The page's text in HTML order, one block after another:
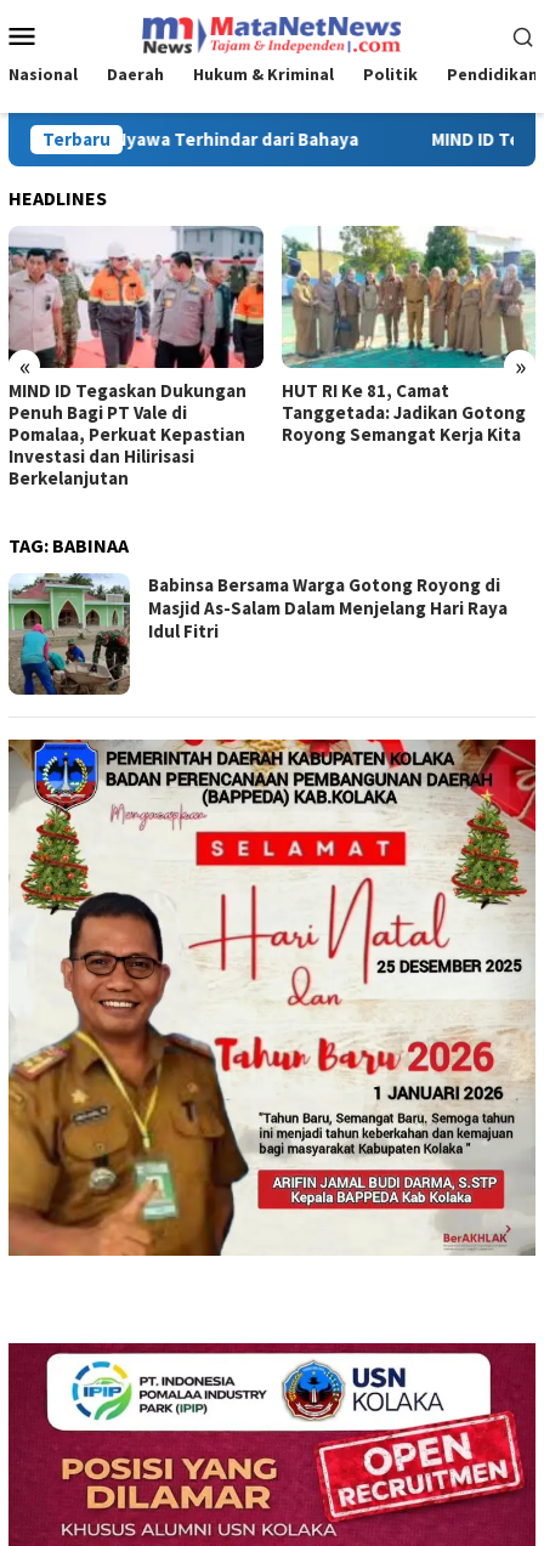
ke
Mobile
Nasional Daerah Hukum & Kriminal Politik Pendidikan
Terbaru
ID Tegaskan Dukungan Penuh Bagi PT Vale di Pomalaa,
HEADLINES
« »
MIND ID Tegaskan Dukungan
Penuh Bagi PT Vale di
Pomalaa, Perkuat Kepastian
Investasi dan Hilirisasi
Berkelanjutan
HUT RI Ke 81, Camat
Tanggetada: Jadikan Gotong
Royong Semangat Kerja Kita
TAG: BABINAA
Babinsa Bersama Warga Gotong Royong di
Masjid As-Salam Dalam Menjelang Hari Raya
Idul Fitri